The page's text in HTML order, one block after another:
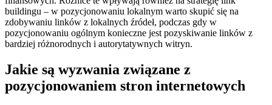
buildingu – w pozycjonowaniu lokalnym warto skupić się na
zdobywaniu linków z lokalnych źródeł, podczas gdy w
pozycjonowaniu ogólnym konieczne jest pozyskiwanie linków z
bardziej różnorodnych i autorytatywnych witryn.
Jakie są wyzwania związane z
pozycjonowaniem stron internetowych